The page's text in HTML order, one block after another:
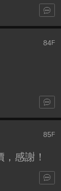
84F
85 F
感謝！